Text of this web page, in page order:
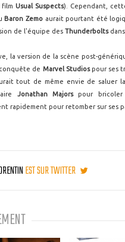
Usual Suspects). Cependant,
Baron Zemoaurait pourtant été
de l'équipe desThunderboltsdans
la version de la scène post-
de Marvel Studiospour ses
tout de même envie de saluer
Jonathan Majorspour bricoler
rapidement pour retomber sur ses
EST SUR TWITTER